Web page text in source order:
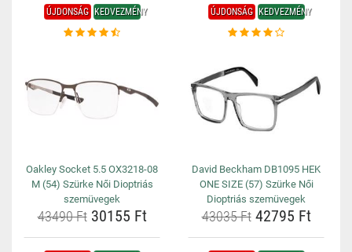
ÚJDONSÁG KEDVEZMÉNY
Oakley Socket 5.5 OX3218-08
M (54) Szürke Női Dioptriás
szemüvegek
43490 Ft30155 Ft
ÚJDONSÁG KEDVEZMÉNY
David Beckham DB1095 HEK
ONE SIZE (57) Szürke Női
Dioptriás szemüvegek
43035 Ft42795 Ft